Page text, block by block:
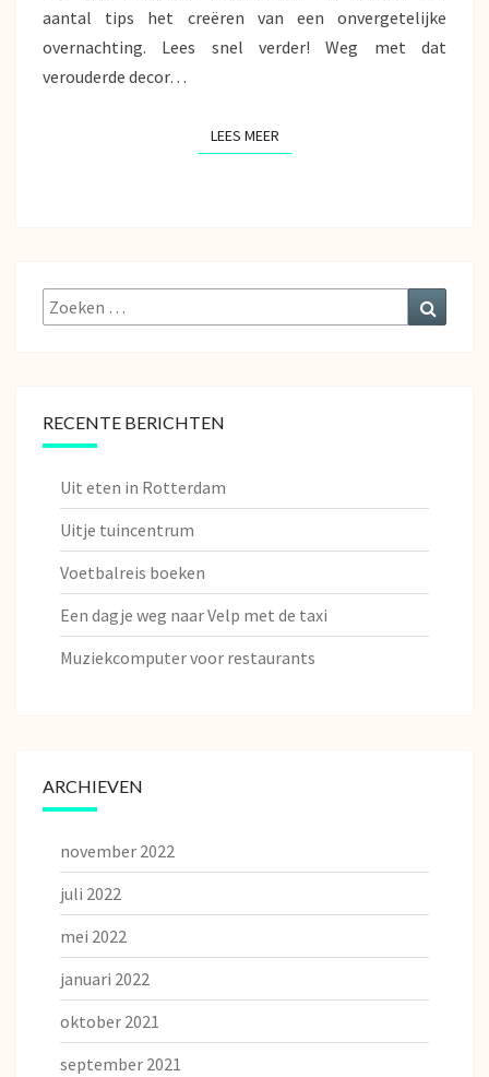
aantal tips het creëren van een onvergetelijke
overnachting. Lees snel verder! Weg met dat
verouderde decor…
LEES MEERLEES MEER
Zoeken
naar:
RECENTE BERICHTEN
Uit eten in Rotterdam
Uitje tuincentrum
Voetbalreis boeken
Een dagje weg naar Velp met de taxi
Muziekcomputer voor restaurants
ARCHIEVEN
november 2022
juli 2022
mei 2022
januari 2022
oktober 2021
september 2021